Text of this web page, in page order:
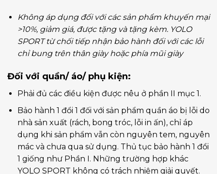
Không áp dụng đối với các sản phẩm khuyến mại
>10%, giảm giá, được tặng và tặng kèm. YOLO
SPORT từ chối tiếp nhận bảo hành đối với các lỗi
chỉ bung trên thân giày hoặc phía mũi giày
Đối với quần/ áo/ phụ kiện:
Phải đủ các điều kiện được nêu ở phần II mục 1.
Bảo hành 1 đổi 1 đối với sản phẩm quần áo bị lỗi do
nhà sản xuất (rách, bong tróc, lỗi in ấn), chỉ áp
dụng khi sản phẩm vẫn còn nguyên tem, nguyên
mác và chưa qua sử dụng. Thủ tục bảo hành 1 đổi
1 giống như Phần I. Những trường hợp khác
YOLO SPORT không có trách nhiệm giải quyết.